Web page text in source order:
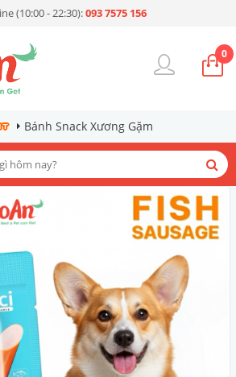
(10:00 - 22:30):093 7575 156
0
Bánh Snack Xương Gặm